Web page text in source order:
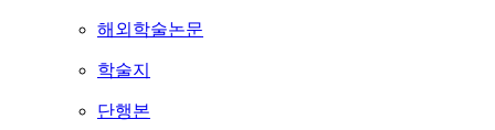
해외학술논문
학술지
단행본